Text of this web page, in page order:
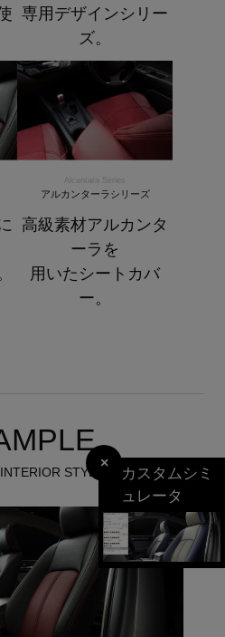
×
カスタムシミ
ュレータ
専用デザインシリー
ズ。
Alcantara Series
アルカンターラシリーズ
高級素材アルカンタ
ーラを
用いたシートカバ
ー。
STYLE